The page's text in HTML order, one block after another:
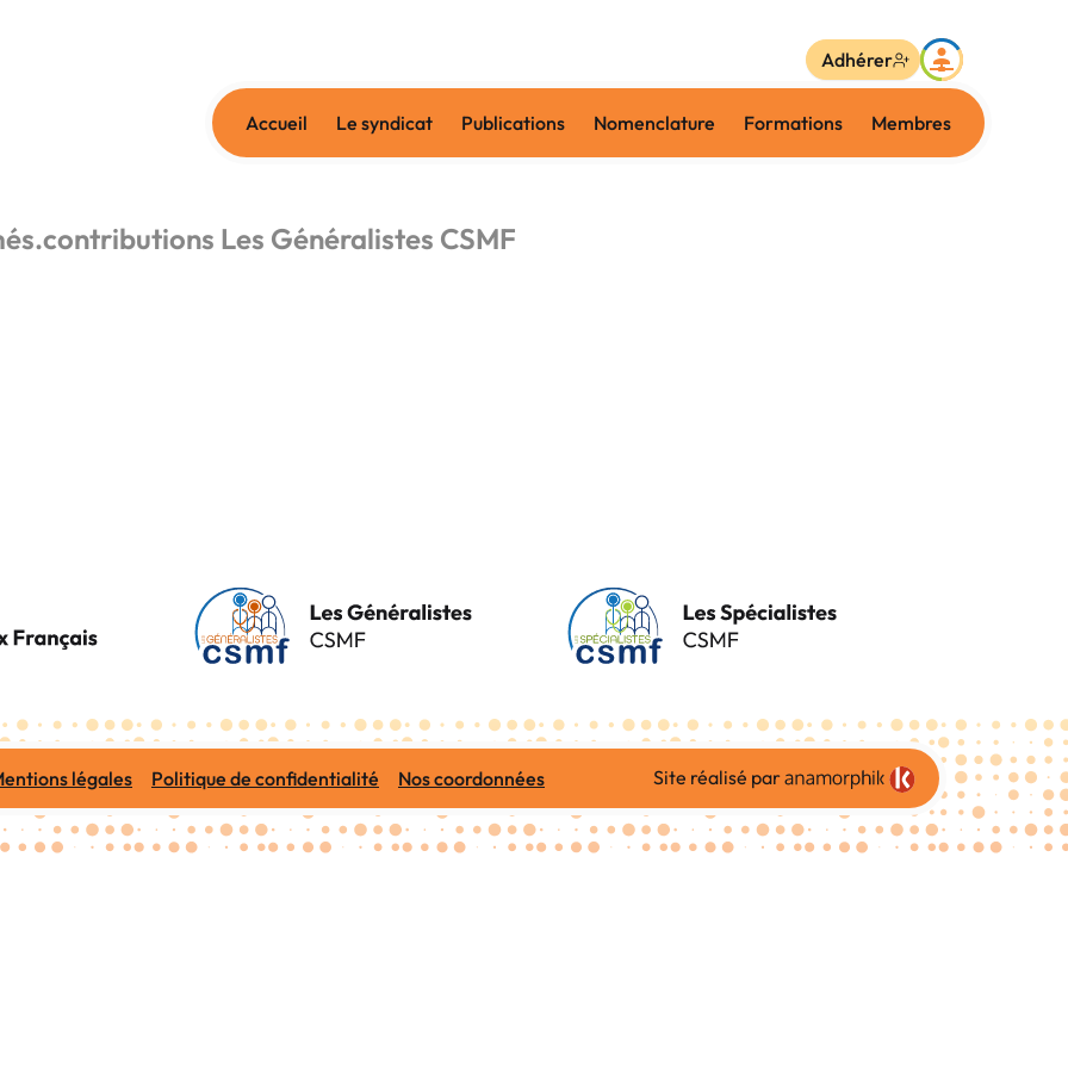
Accueil Le syndicat Publications Nomenclature Formations Membres
Adhérer
Les Généralistes CSMF
légales Politique de confidentialité Nos coordonnées Site réalisé par